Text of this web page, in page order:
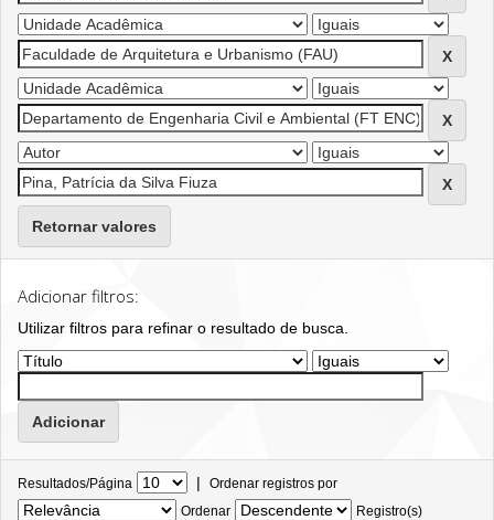
Retornar valores
Adicionar filtros:
Utilizar filtros para refinar o resultado de busca.
Resultados/Página | Ordenar registros por
Ordenar
Registro(s)